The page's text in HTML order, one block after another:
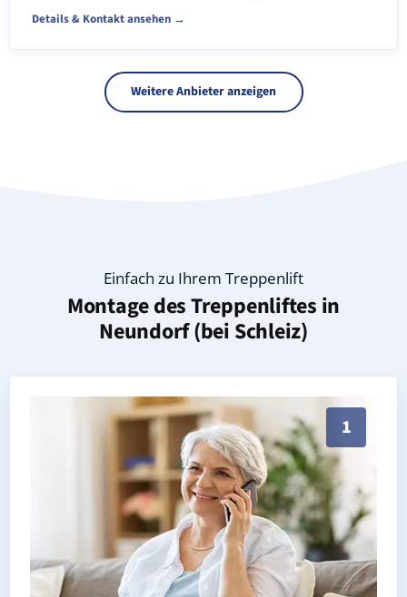
Details & Kontakt ansehen →
Weitere Anbieter anzeigen
Einfach zu Ihrem Treppenlift
Montage des Treppenliftes in
Neundorf (bei Schleiz)
1
Persönliche Treppenlift-Beratung in Neundorf (bei